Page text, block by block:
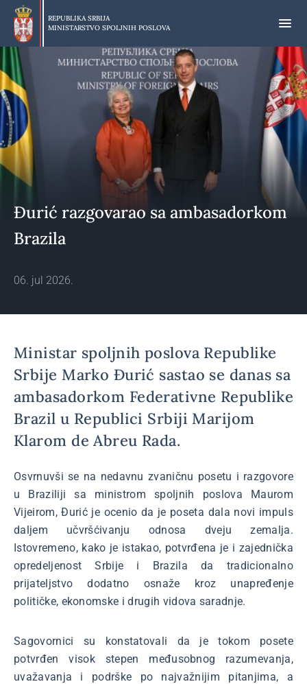
Preskoči
glavni
deo
sadržaja
REPUBLIKA SRBIJA
MINISTARSTVO SPOLJNIH POSLOVA
Đurić razgovarao sa ambasadorkom
Brazila
06. jul 2026.
Ministar spoljnih poslova Republike
Srbije Marko Đurić sastao se danas sa
ambasadorkom Federativne Republike
Brazil u Republici Srbiji Marijom
Klarom de Abreu Rada.
Osvrnuvši se na nedavnu zvaničnu posetu i razgovore
u Braziliji sa ministrom spoljnih poslova Maurom
Vijeirom, Đurić je ocenio da je poseta dala novi impuls
daljem učvršćivanju odnosa dveju zemalja.
Istovremeno, kako je istakao, potvrđena je i zajednička
opredeljenost Srbije i Brazila da tradicionalno
prijateljstvo dodatno osnaže kroz unapređenje
političke, ekonomske i drugih vidova saradnje.
Sagovornici su konstatovali da je tokom posete
potvrđen visok stepen međusobnog razumevanja,
uvažavanja i podrške po najvažnijim pitanjima, a